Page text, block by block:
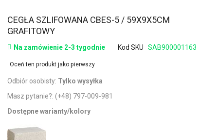
CEGŁA SZLIFOWANA CBES-5 / 59X9X5CM
GRAFITOWY
Na zamówienie 2-3 tygodnie Kod SKU SAB900001163
Oceń ten produkt jako pierwszy
Odbiór osobisty: Tylko wysyłka
Masz pytanie?: (+48) 797-009-981
Dostępne warianty/kolory